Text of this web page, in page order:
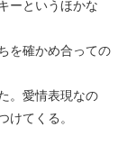
ーというほかな
を確かめ合っての
。愛情表現なの
けてくる。